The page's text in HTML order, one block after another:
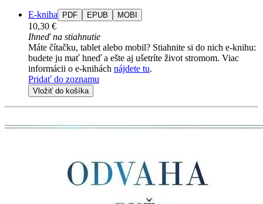
E-kniha PDF EPUB MOBI
10,30 €
Ihneď na stiahnutie
Máte čítačku, tablet alebo mobil? Stiahnite si do nich e-knihu:
budete ju mať hneď a ešte aj ušetríte život stromom. Viac
informácii o e-knihách nájdete tu.
Pridať do zoznamu
Vložiť do košíka